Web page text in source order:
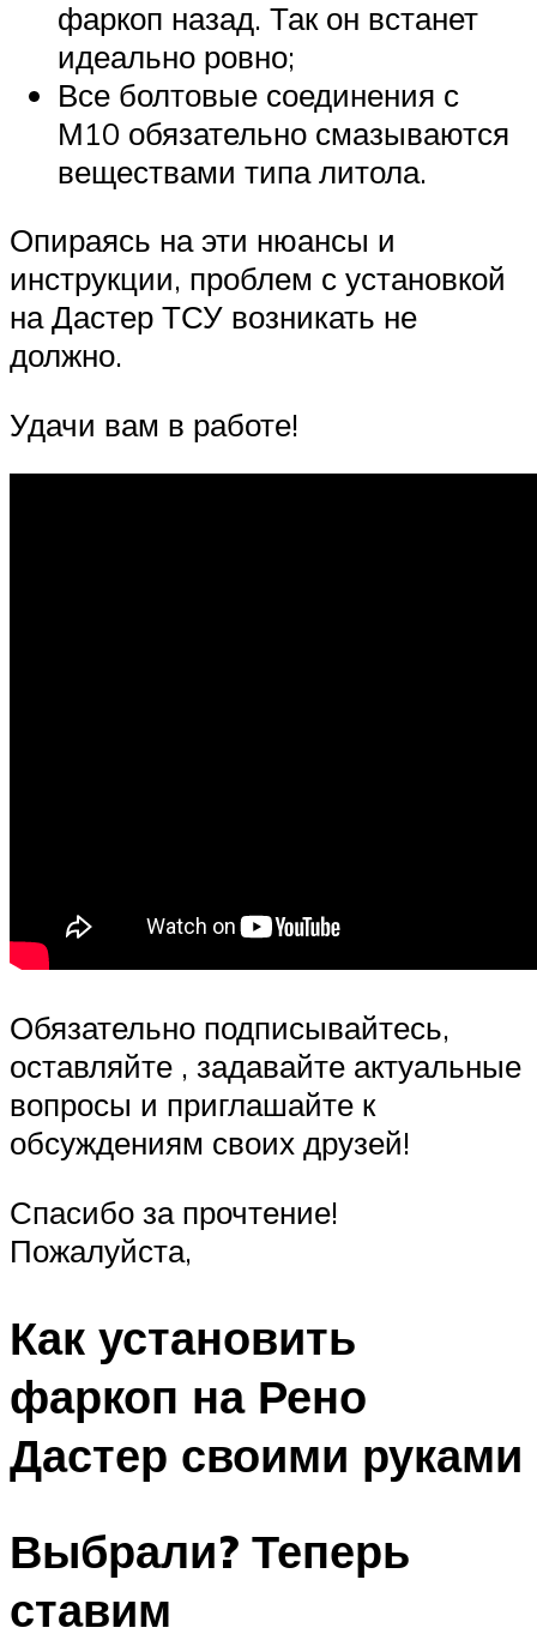
фаркоп назад. Так он встанет
идеально ровно;
Все болтовые соединения с
М10 обязательно смазываются
веществами типа литола.
Опираясь на эти нюансы и
инструкции, проблем с установкой
на Дастер ТСУ возникать не
должно.
Удачи вам в работе!
Обязательно подписывайтесь,
оставляйте , задавайте актуальные
вопросы и приглашайте к
обсуждениям своих друзей!
Спасибо за прочтение!
Пожалуйста,
Как установить
фаркоп на Рено
Дастер своими руками
Выбрали? Теперь
ставим